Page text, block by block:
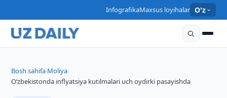
InfografikaMaxsus loyihalar O'z
Bosh sahifa›Moliya›
O‘zbekistonda inflyatsiya kutilmalari uch oydirki pasayishda